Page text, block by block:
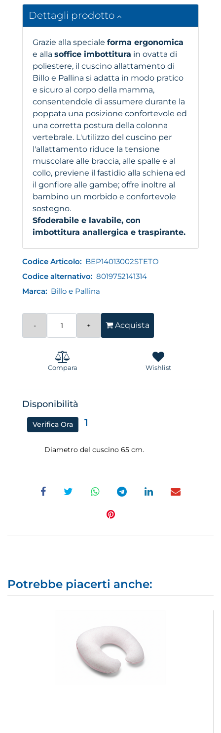
Dettagli prodotto
Grazie alla speciale forma ergonomica
e alla soffice imbottitura in ovatta di
poliestere, il cuscino allattamento di
Billo e Pallina si adatta in modo pratico
e sicuro al corpo della mamma,
consentendole di assumere durante la
poppata una posizione confortevole ed
una corretta postura della colonna
vertebrale. L'utilizzo del cuscino per
l'allattamento riduce la tensione
muscolare alle braccia, alle spalle e al
collo, previene il fastidio alla schiena ed
il gonfiore alle gambe; offre inoltre al
bambino un morbido e confortevole
sostegno.
Sfoderabile e lavabile, con
imbottitura anallergica e traspirante.
Codice Articolo: BEP14013002STETO
Codice alternativo: 8019752141314
Marca: Billo e Pallina
Acquista
Compara Wishlist
Disponibilità
Verifica Ora 1
Diametro del cuscino 65 cm.
Potrebbe piacerti anche: